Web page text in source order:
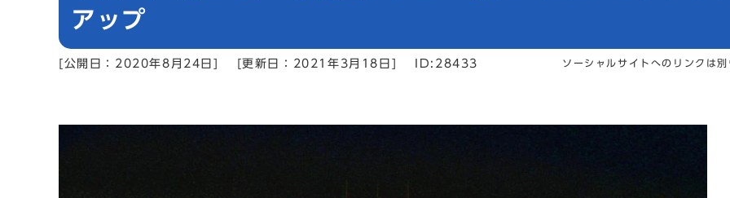
アップ
[公開日：2020年8月24日] [更新日：2021年3月18日] ID:28433 ソーシャルサイトへのリンクは